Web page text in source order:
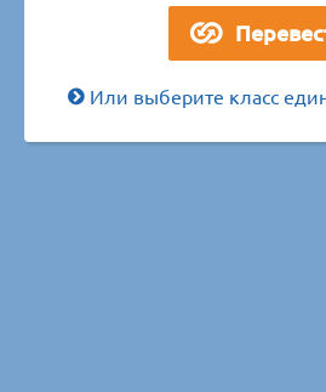
Или выберите класс